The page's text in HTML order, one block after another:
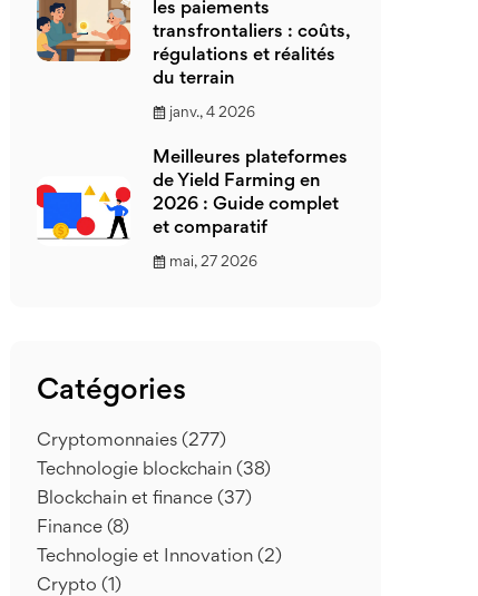
les paiements
transfrontaliers : coûts,
régulations et réalités
du terrain
janv., 4 2026
Meilleures plateformes
de Yield Farming en
2026 : Guide complet
et comparatif
mai, 27 2026
Catégories
Cryptomonnaies (277)
Technologie blockchain (38)
Blockchain et finance (37)
Finance (8)
Technologie et Innovation (2)
Crypto (1)